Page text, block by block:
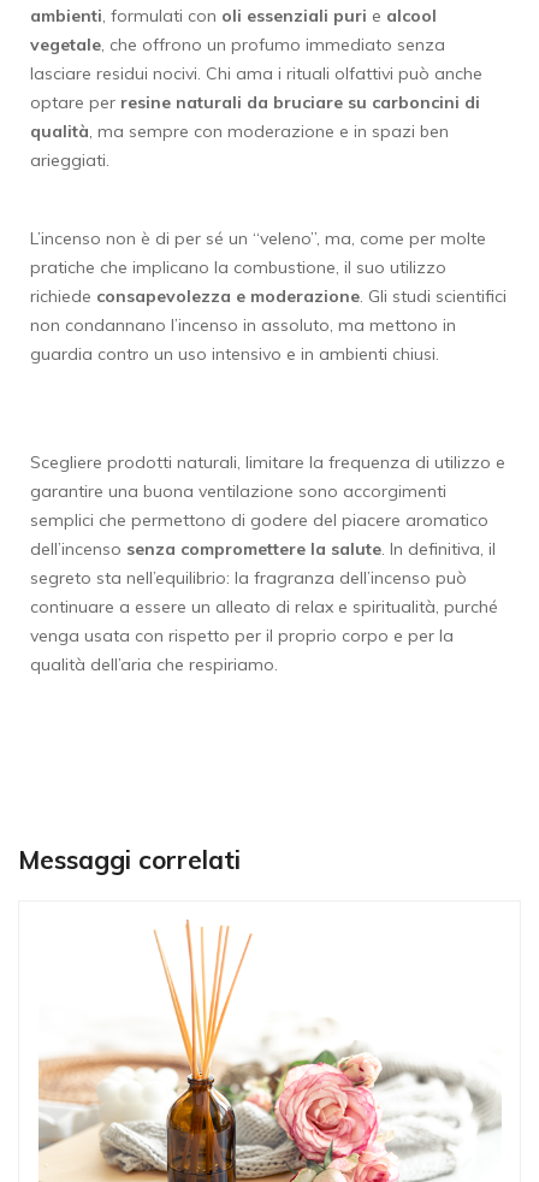
ambienti, formulati con oli essenziali puri e alcool
vegetale, che offrono un profumo immediato senza
lasciare residui nocivi. Chi ama i rituali olfattivi può anche
optare per resine naturali da bruciare su carboncini di
qualità, ma sempre con moderazione e in spazi ben
arieggiati.
L’incenso non è di per sé un “veleno”, ma, come per molte
pratiche che implicano la combustione, il suo utilizzo
richiede consapevolezza e moderazione. Gli studi scientifici
non condannano l’incenso in assoluto, ma mettono in
guardia contro un uso intensivo e in ambienti chiusi.
Scegliere prodotti naturali, limitare la frequenza di utilizzo e
garantire una buona ventilazione sono accorgimenti
semplici che permettono di godere del piacere aromatico
dell’incenso senza compromettere la salute. In definitiva, il
segreto sta nell’equilibrio: la fragranza dell’incenso può
continuare a essere un alleato di relax e spiritualità, purché
venga usata con rispetto per il proprio corpo e per la
qualità dell’aria che respiriamo.
Messaggi correlati